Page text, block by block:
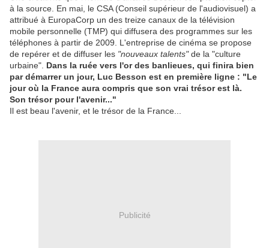
à la source. En mai, le CSA (Conseil supérieur de l'audiovisuel) a
attribué à EuropaCorp un des treize canaux de la télévision
mobile personnelle (TMP) qui diffusera des programmes sur les
téléphones à partir de 2009. L'entreprise de cinéma se propose
de repérer et de diffuser les "nouveaux talents"de la "culture
urbaine". Dans la ruée vers l'or des banlieues, qui finira bien
par démarrer un jour, Luc Besson est en première ligne : "Le
jour où la France aura compris que son vrai trésor est là.
Son trésor pour l'avenir..."
Il est beau l'avenir, et le trésor de la France...
Publicité